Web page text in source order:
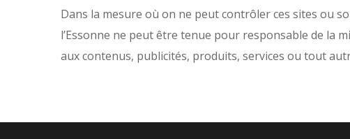
Dans la mesure où on ne peut contrôler ces sites ou
l’Essonne ne peut être tenue pour responsable de la
aux contenus, publicités, produits, services ou tout